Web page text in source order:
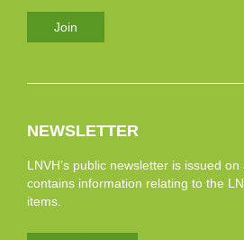
Join
NEWSLETTER
LNVH’s public newsletter is issued
contains information relating to the
items.